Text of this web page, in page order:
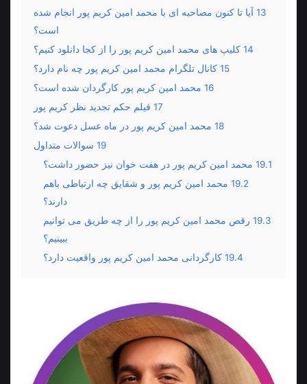
13 آیا تا کنون مصاحبه ای با محمد امین کریم پور انجام شده
است؟
14 کلیپ های محمد امین کریم پور را از کجا دانلود کنیم؟
15 کانال تلگرام محمد امین کریم پور چه نام دارد؟
16 محمد امین کریم پور کارگردان شده است؟
17 فیلم حکم تجدید نظر کریم پور
18 محمد امین کریم پور در ماه عسل دعوت شد؟
19 سوالات متداول
19.1 محمد امین کریم پور در هفت خوان نیز حضور داشت؟
19.2 محمد امین کریم پور و شقایق چه ارتباطی باهم
دارند؟
19.3 رقص محمد امین کریم پور را از چه طریق می توانیم
ببینیم؟
19.4 کارگردانی محمد امین کریم پور واقعیت دارد؟